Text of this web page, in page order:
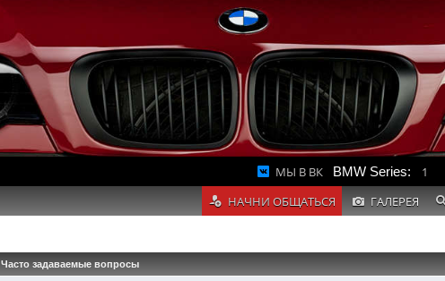
МЫ В ВК BMW Series: 1
НАЧНИ ОБЩАТЬСЯ
ГАЛЕРЕЯ
Часто задаваемые вопросы